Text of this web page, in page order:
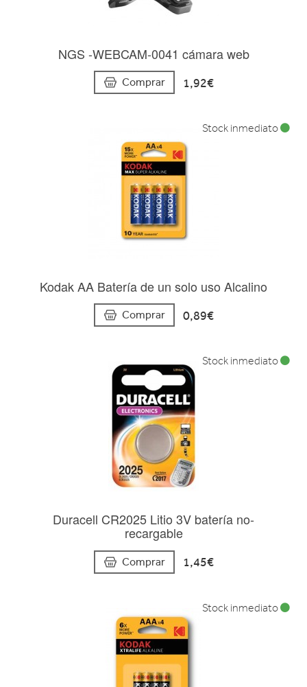
NGS -WEBCAM-0041 cámara web
Comprar 1,92€
Kodak AA Batería de un solo uso Alcalino
Comprar 0,89€
Stock inmediato
Duracell CR2025 Litio 3V batería no-
recargable
Comprar 1,45€
Stock inmediato
Stock inmediato